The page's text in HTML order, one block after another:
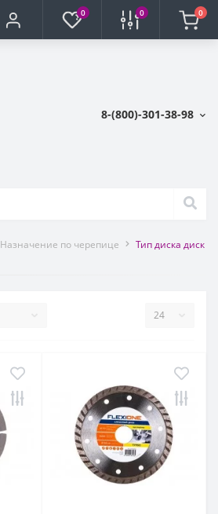
0 0 0
8-(800)-301-38-98
Назначение по черепице Тип диска диск